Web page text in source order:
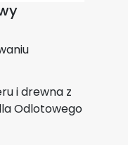
i drewna z
Odlotowego